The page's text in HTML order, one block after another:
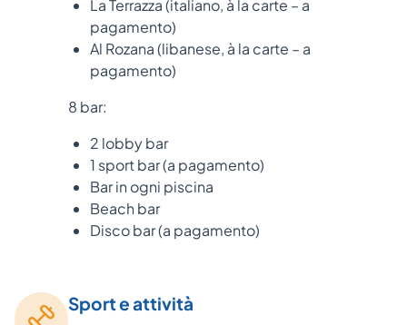
La Terrazza (italiano, à la carte – a
pagamento)
Al Rozana (libanese, à la carte – a
pagamento)
8 bar:
2 lobby bar
1 sport bar (a pagamento)
Bar in ogni piscina
Beach bar
Disco bar (a pagamento)
Sport e attività